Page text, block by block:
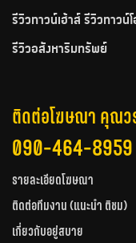
รีวิวทาวน์เฮ้าส์ รีวิวทาวน์
รีวิวอสังหาริมทรัพย์
ติดต่อโฆษณา คุณ
090-464-8959
รายละเอียดโฆษณา
ติดต่อทีมงาน (แนะนำ ติชม)
เกี่ยวกับอยู่สบาย